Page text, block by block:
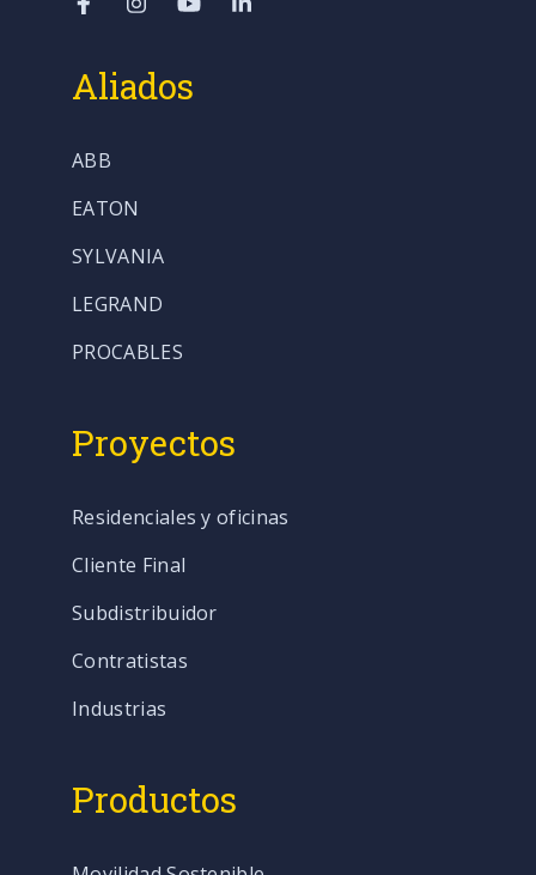
Aliados
ABB
EATON
SYLVANIA
LEGRAND
PROCABLES
Proyectos
Residenciales y oficinas
Cliente Final
Subdistribuidor
Contratistas
Industrias
Productos